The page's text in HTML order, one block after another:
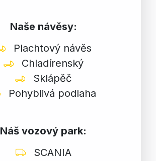
Naše návěsy:
Plachtový návěs
Chladírenský
Sklápěč
Pohyblivá podlaha
Náš vozový park:
SCANIA